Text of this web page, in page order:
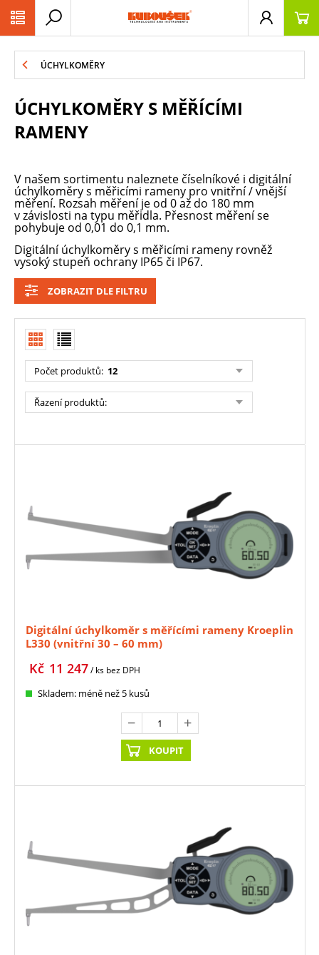
ÚCHYLKOMĚRY
ÚCHYLKOMĚRY S MĚŘÍCÍMI
RAMENY
V našem sortimentu naleznete číselníkové i digitální
úchylkoměry s měřicími rameny pro vnitřní / vnější
měření. Rozsah měření je od 0 až do 180 mm
v závislosti na typu měřidla. Přesnost měření se
pohybuje od 0,01 do 0,1 mm.
Digitální úchylkoměry s měřicími rameny rovněž
vysoký stupeň ochrany IP65 či IP67.
ZOBRAZIT DLE FILTRU
Počet produktů: 12
Řazení produktů:
Digitální úchylkoměr s měřícími rameny Kroeplin
L330 (vnitřní 30 – 60 mm)
11 247
Kč / ks bez DPH
Skladem: méně než 5 kusů
KOUPIT